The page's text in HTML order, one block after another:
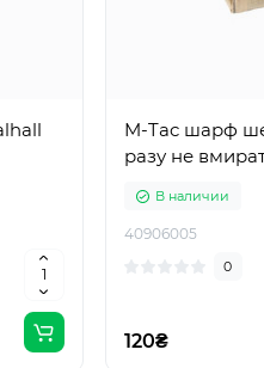
M-Tac шарф
разу не
В наличии
40906005
0
120₴